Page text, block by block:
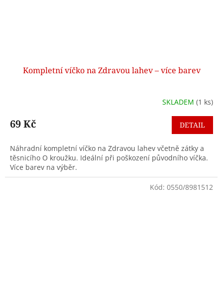
Kompletní víčko na Zdravou lahev – více barev
SKLADEM (1 ks)
69 Kč DETAIL
Náhradní kompletní víčko na Zdravou lahev včetně zátky a
těsnicího O kroužku. Ideální při poškození původního víčka.
Více barev na výběr.
Kód: 0550/8981512